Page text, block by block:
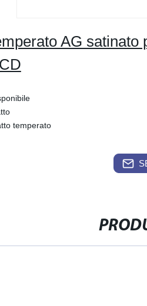
AG
temperato